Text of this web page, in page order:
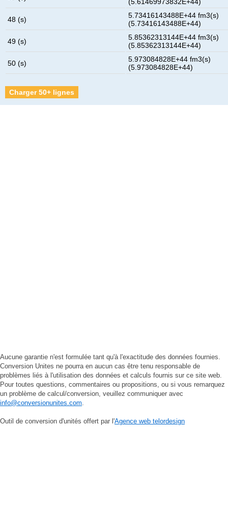
48 (s)
5.73416143488E+44 fm3(s)
(5.73416143488E+44)
49 (s)
5.85362313144E+44 fm3(s)
(5.85362313144E+44)
50 (s)
5.973084828E+44 fm3(s)
(5.973084828E+44)
Charger 50+ lignes
Aucune garantie n'est formulée tant qu'à l'exactitude des données fournies.
Conversion Unites ne pourra en aucun cas être tenu responsable de
problèmes liés à l'utilisation des données et calculs fournis sur ce site web.
Pour toutes questions, commentaires ou propositions, ou si vous remarquez
un problème de calcul/conversion, veuillez communiquer avec
info@conversionunites.com.
Outil de conversion d'unités offert par l'Agence web telordesign